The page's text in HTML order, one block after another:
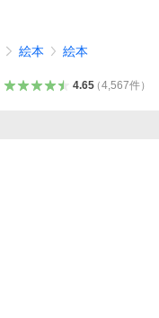
絵本 絵本
4.65（4,567件）